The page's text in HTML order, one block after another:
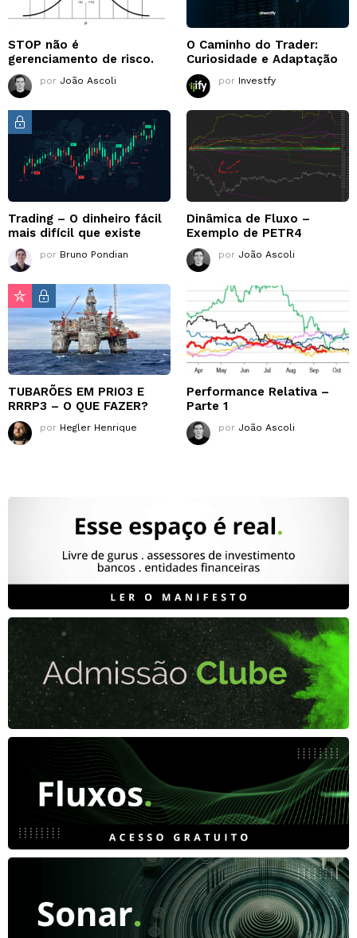
STOP não é
gerenciamento de risco.
por João Ascoli
O Caminho do Trader:
Curiosidade e Adaptação
por Investfy
Trading – O dinheiro fácil
mais difícil que existe
por Bruno Pondian
Dinâmica de Fluxo –
Exemplo de PETR4
por João Ascoli
TUBARÕES EM PRIO3 E
RRRP3 – O QUE FAZER?
por Hegler Henrique
Performance Relativa –
Parte 1
por João Ascoli